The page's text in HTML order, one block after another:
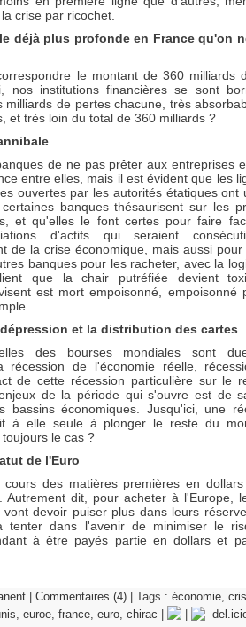
crise par ricochet.
déjà plus profonde en France qu'on
le montant de 360 milliards
nos institutions financières se sont
milliards de pertes chacune, très
et très loin du total de 360 milliards ?
de ne pas prêter aux entreprises
entre elles, mais il est évident que les
ouvertes par les autorités étatiques ont
banques thésaurisent sur les
et qu'elles le font certes pour faire
d'actifs qui seraient
de la crise économique, mais aussi
banques pour les racheter, avec la
que la chair putréfiée devient
est mort empoisonné, empoisonné
et la distribution des cartes
des bourses mondiales sont
récession de l'économie réelle,
de cette récession particulière sur le
de la période qui s'ouvre est de
bassins économiques. Jusqu'ici, une
à elle seule à plonger le reste du
le cas ?
de l'Euro
cours des matières premières en
Autrement dit, pour acheter à l'Europe,
devoir puiser plus dans leurs
tenter dans l'avenir de minimiser le
à être payés partie en dollars et
Commentaires (4) | Tags : économie,
, euroe, france, euro, chirac